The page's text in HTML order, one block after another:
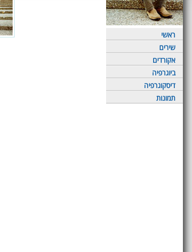
ראשי
שירים
אקורדים
ביוגרפיה
דיסקוגרפיה
תמונות